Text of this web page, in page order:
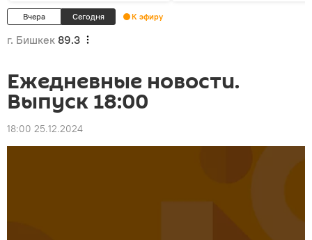
Вчера Сегодня К эфиру
г. Бишкек 89.3
Ежедневные новости.
Выпуск 18:00
18:00 25.12.2024